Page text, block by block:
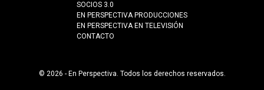
SOCIOS 3.0
EN PERSPECTIVA PRODUCCIONES
EN PERSPECTIVA EN TELEVISIÓN
CONTACTO
© 2026 - En Perspectiva. Todos los derechos reservados.